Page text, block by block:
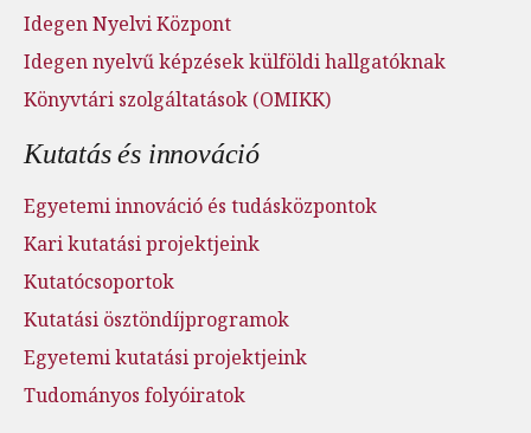
Idegen Nyelvi Központ
Idegen nyelvű képzések külföldi hallgatóknak
Könyvtári szolgáltatások (OMIKK)
Kutatás és innováció
Egyetemi innováció és tudásközpontok
Kari kutatási projektjeink
Kutatócsoportok
Kutatási ösztöndíjprogramok
Egyetemi kutatási projektjeink
Tudományos folyóiratok